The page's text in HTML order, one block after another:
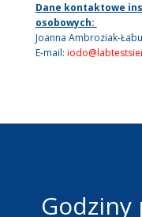
Dane kontaktowe
osobowych:
Joanna Ambroziak-
E-mail:
Godziny